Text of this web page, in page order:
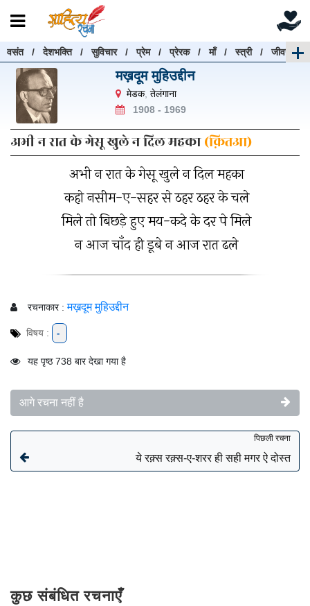
वसंत/देशभक्ति/सुविचार/प्रेम/प्रेरक/माँ/स्त्री/जीवन
मख़दूम मुहिउद्दीन
मेडक, तेलंगाना
1908 - 1969
अभी न रात के गेसू खुले न दिल महका(क़ितआ)
अभी न रात के गेसू खुले न दिल महका
कहो नसीम-ए-सहर से ठहर ठहर के चले
मिले तो बिछड़े हुए मय-कदे के दर पे मिले
न आज चाँद ही डूबे न आज रात ढले
रचनाकार : मख़दूम मुहिउद्दीन
विषय : -
यह पृष्ठ 738 बार देखा गया है
आगे रचना नहीं है
पिछली रचना
ये रक़्स रक़्स-ए-शरर ही सही मगर ऐ दोस्त
कुछ संबंधित रचनाएँ
रचनाएँ खोजें
रचनाएँ खोजने के लिए नीचे दी गई बॉक्स में हिन्दी में लिखें और
"खोजें" बटन पर क्लिक करें
खोजें